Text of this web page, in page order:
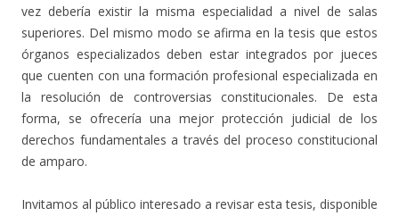
vez debería existir la misma especialidad a nivel de salas
superiores. Del mismo modo se afirma en la tesis que estos
órganos especializados deben estar integrados por jueces
que cuenten con una formación profesional especializada en
la resolución de controversias constitucionales. De esta
forma, se ofrecería una mejor protección judicial de los
derechos fundamentales a través del proceso constitucional
de amparo.
Invitamos al público interesado a revisar esta tesis, disponible